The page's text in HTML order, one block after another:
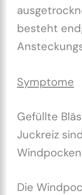
besteht
Symptome
Gefüllte
Juckreiz
Windpocken
Die